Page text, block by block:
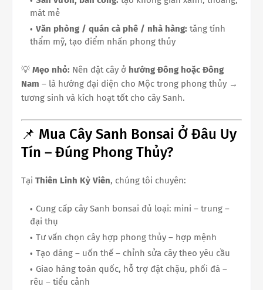
mát mẻ
Văn phòng / quán cà phê / nhà hàng: tăng tính
thẩm mỹ, tạo điểm nhấn phong thủy
💡 Mẹo nhỏ: Nên đặt cây ở hướng Đông hoặc Đông
Nam – là hướng đại diện cho Mộc trong phong thủy →
tương sinh và kích hoạt tốt cho cây Sanh.
📌 Mua Cây Sanh Bonsai Ở Đâu Uy
Tín – Đúng Phong Thủy?
Tại Thiên Linh Kỳ Viên, chúng tôi chuyên:
Cung cấp cây Sanh bonsai đủ loại: mini – trung –
đại thụ
Tư vấn chọn cây hợp phong thủy – hợp mệnh
Tạo dáng – uốn thế – chỉnh sửa cây theo yêu cầu
Giao hàng toàn quốc, hỗ trợ đặt chậu, phối đá –
rêu – tiểu cảnh